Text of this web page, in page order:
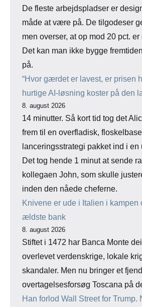
De fleste arbejdspladser er
måde at være på. De tilgodeser
men overser, at op mod 20 pct.
Det kan man ikke bygge
på.
“Hvor gærdet er lavest, er prisen
hurtige AI-løsning koster på den
8. august 2026
14 minutter. Så kort tid tog det
frem til en overfladisk,
lanceringsstrategi pakket ind i
Det tog hende 1 minut at sende
kollegaen John, som skulle
inden den nåede cheferne.
Knivene er ude i Italien i kampen
ældste bank
8. august 2026
Stiftet i 1472 har Banca Monte
overlevet verdenskrige, lokale
skandaler. Men nu bringer et
overtagelsesforsøg Toscana på
Han forlod Wall Street for Trump.